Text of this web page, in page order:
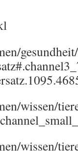
wissen/
wissen/